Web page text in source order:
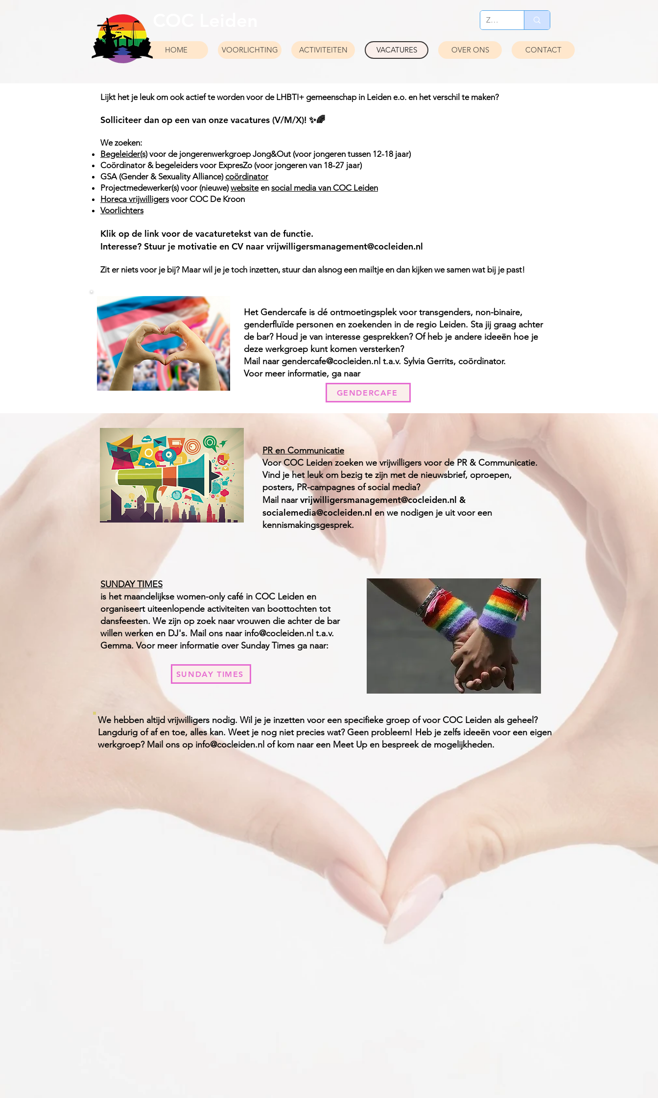
HOME VOORLICHTING ACTIVITEITEN VACATURES OVER ONS CONTACT
Lijkt het je leuk om ook actief te worden voor de LHBTI+ gemeenschap in Leiden e.o. en het verschil te maken?
Solliciteer dan op een van onze vacatures (V/M/X)! ✨🌈
We zoeken:​
Begeleider(s)voor de jongerenwerkgroep Jong&Out (voor jongeren tussen 12-18 jaar)
Coördinator & begeleiders voor ExpresZo (voor jongeren van 18-27 jaar)
GSA (Gender & Sexuality Alliance) coördinator
Projectmedewerker(s) voor (nieuwe)websiteen social media van COC Leiden
Horeca vrijwilligersvoor COC De Kroon
Voorlichters
Klik op de link voor de vacaturetekst van de functie.
Interesse? Stuur je motivatie en CV naar vrijwilligersmanagement@cocleiden.nl
Zit er niets voor je bij? Maar wil je je toch inzetten, stuur dan alsnog een mailtje en dan kijken we samen wat bij je past!
Het Gendercafe is dé ontmoetingsplek voor transgenders, non-binaire,
genderfluïde personen en zoekenden in de regio Leiden. Sta jij graag achter
de bar? Houd je van interesse gesprekken? Of heb je andere ideeën hoe je
deze werkgroep kunt komen versterken?
Mail naar gendercafe@cocleiden.nl t.a.v. Sylvia Gerrits, coördinator.
Voor meer informatie, ga naar
GENDERCAFE
PR en Communicatie
Voor COC Leiden zoeken we vrijwilligers voor de PR & Communicatie.
Vind je het leuk om bezig te zijn met de nieuwsbrief, oproepen,
posters, PR-campagnes of social media?
Mail naarvrijwilligersmanagement@cocleiden.nl &
socialemedia@cocleiden.nl en we nodigen je uit voor een
kennismakingsgesprek.
SUNDAY TIMES
is het maandelijkse women-only café in COC Leiden en
organiseert uiteenlopende activiteiten van boottochten tot
dansfeesten. We zijn op zoek naar vrouwen die achter de bar
willen werken en DJ's. Mail ons naar info@cocleiden.nl t.a.v.
Gemma. Voor meer informatie over Sunday Times ga naar:
SUNDAY TIMES
We hebben altijd vrijwilligers nodig. Wil je je inzetten voor een specifieke groep of voor COC Leiden als geheel?
Langdurig of af en toe, alles kan. Weet je nog niet precies wat? Geen probleem! Heb je zelfs ideeën voor een eigen
werkgroep? Mail ons op info@cocleiden.nl of kom naar een Meet Up en bespreek de mogelijkheden.